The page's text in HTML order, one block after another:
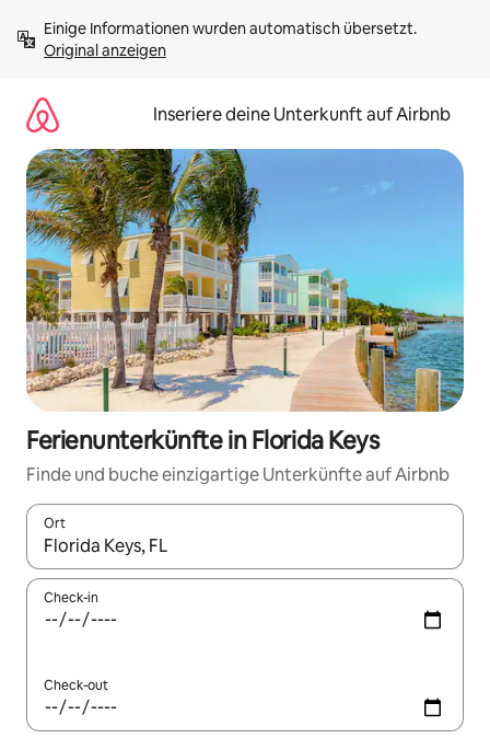
Inhalten
springenOriginal anzeigen
Inseriere deine Unterkunft auf Airbnb
Ferienunterkünfte in Florida Keys
Finde und buche einzigartige Unterkünfte auf Airbnb
Ort
Wenn Ergebnisse verfügbar sind, navigiere mit den
Check-in
Check-out